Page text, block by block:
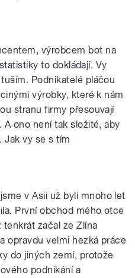
výrobcem bot na
to dokládají. Vy
Podnikatelé pláčou
výrobky, které k nám
stranu firmy přesouvají
ono není tak složité, aby
Jak vy se s tím
v Asii už byli mnoho let
První obchod mého otce
začal ze Zlína
opravdu velmi hezká práce
do jiných zemí, protože
podnikání a